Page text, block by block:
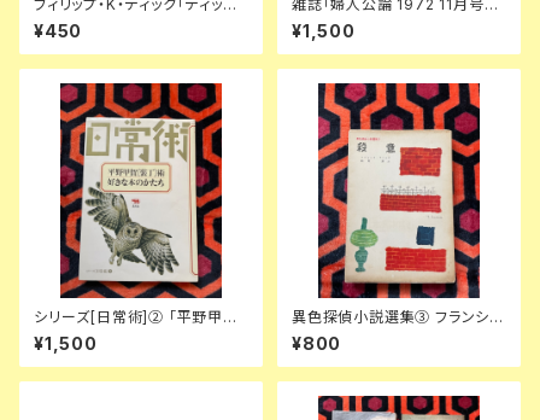
フィリップ・K・ディック「ディック
傑作集② 時間飛行士へのささ
やかな贈物」浅倉久志・他訳 ハ
ヤカワSF文庫 早川書房
¥450
雑誌「婦人公論 1972 11月号」
表紙:金子國義 中央公論社 澁澤
龍彦 ダリ 後藤明生 倉橋由美子
中野良子
¥1,500
シリーズ[日常術]② 「平野甲賀
[装丁]術・好きな本のかたち」晶
文社
¥1,500
異色探偵小説選集③ フランシ
ス・アイルズ「殺意」延原謙 訳 初
版 装幀:花森安治 日本出版共同
株式会社
¥800